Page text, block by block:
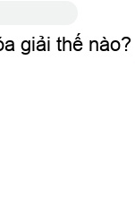
giải thế nào?